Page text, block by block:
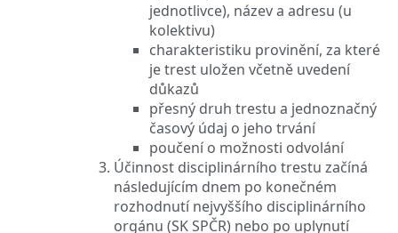
jednotlivce), název a adresu (u
kolektivu)
charakteristiku provinění, za které
je trest uložen včetně uvedení
důkazů
přesný druh trestu a jednoznačný
časový údaj o jeho trvání
poučení o možnosti odvolání
Účinnost disciplinárního trestu začíná
následujícím dnem po konečném
rozhodnutí nejvyššího disciplinárního
orgánu (SK SPČR) nebo po uplynutí